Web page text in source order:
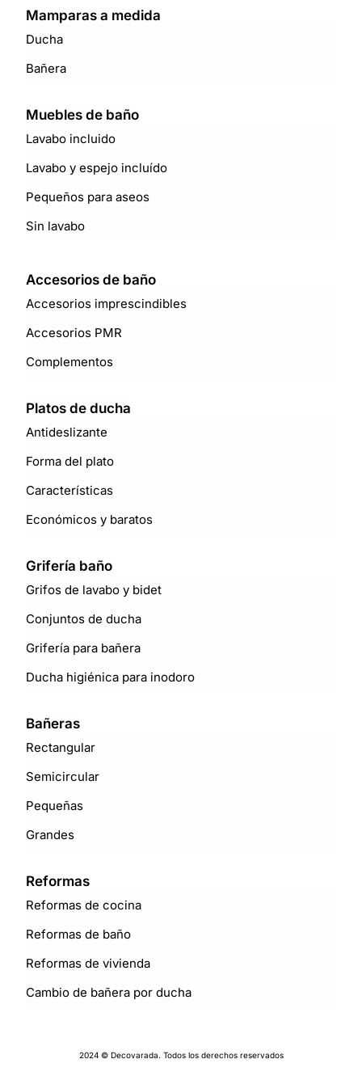
Mamparas a medida
Ducha
Bañera
Muebles de baño
Lavabo incluido
Lavabo y espejo incluído
Pequeños para aseos
Sin lavabo
Accesorios de baño
Accesorios imprescindibles
Accesorios PMR
Complementos
Platos de ducha
Antideslizante
Forma del plato
Características
Económicos y baratos
Grifería baño
Grifos de lavabo y bidet
Conjuntos de ducha
Grifería para bañera
Ducha higiénica para inodoro
Bañeras
Rectangular
Semicircular
Pequeñas
Grandes
Reformas
Reformas de cocina
Reformas de baño
Reformas de vivienda
Cambio de bañera por ducha
2024 © Decovarada. Todos los derechos reservados